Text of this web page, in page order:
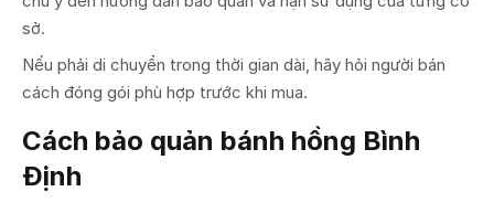
sở.
Nếu phải di chuyển trong thời gian dài, hãy hỏi người bán
cách đóng gói phù hợp trước khi mua.
Cách bảo quản bánh hồng Bình
Định